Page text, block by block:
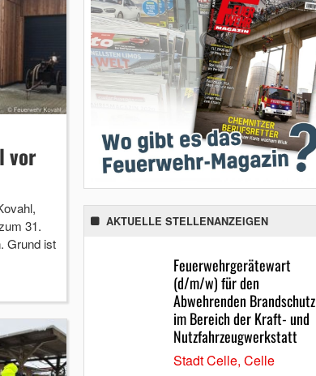
vor
31.
Grund ist
AKTUELLE STELLENANZEIGEN
Feuerwehrgerätewart
(d/m/w) für den
Abwehrenden Brandschutz
im Bereich der Kraft- und
Nutzfahrzeugwerkstatt
Stadt Celle, Celle